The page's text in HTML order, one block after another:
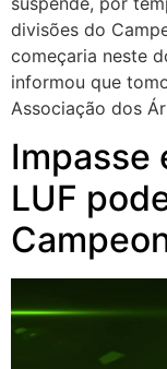
divisões do
começaria neste
informou que
Associação dos
Impasse
LUF